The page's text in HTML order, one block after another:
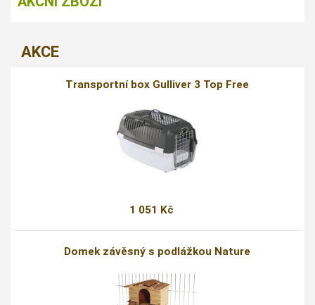
AKCE
Transportní box Gulliver 3 Top Free
1 051 Kč
Domek závěsný s podlážkou Nature